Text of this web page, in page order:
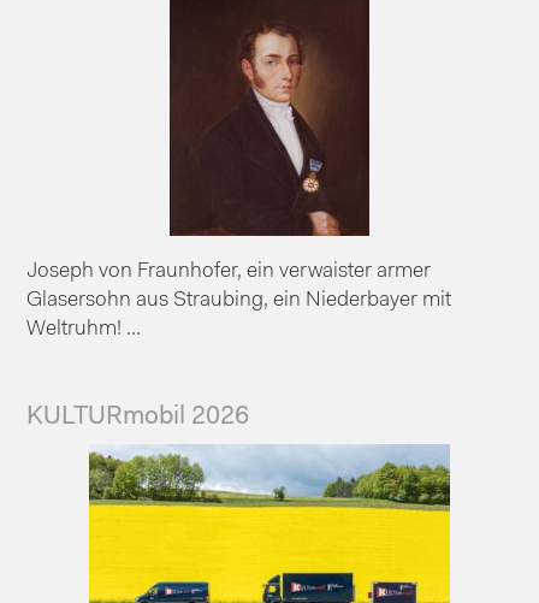
Joseph von Fraunhofer, ein verwaister armer
Glasersohn aus Straubing, ein Niederbayer mit
Weltruhm! ...
KULTURmobil 2026